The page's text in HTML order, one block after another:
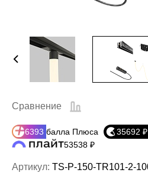
Артикул: TS-P-150-TR101-2-
Сравнение
6393 балла Плюса 35692 ₽
53538 ₽